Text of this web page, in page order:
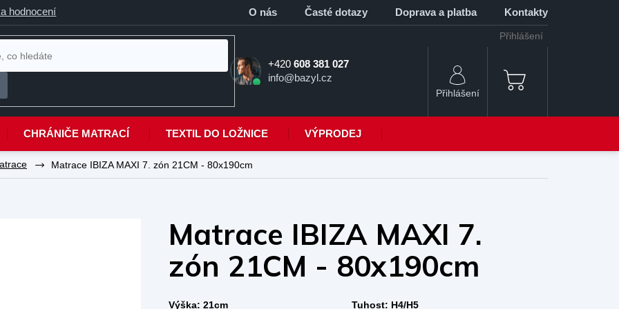
hodnocení O nás Časté dotazy Doprava a platba Kontakty
+420 608 381 027
info@bazyl.cz
Přihlášení
NÁKUPNÍ
CHRÁNIČE MATRACÍ TEXTIL DO LOŽNICE VÝPRODEJ
Matrace IBIZA MAXI 7. zón 21CM - 80x190cm
Výška: 21cm Tuhost: H4/H5
Matrace IBIZA MAXI 7.
zón 21CM - 80x190cm